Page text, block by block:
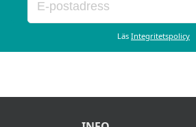
Läs Integritetspolicy